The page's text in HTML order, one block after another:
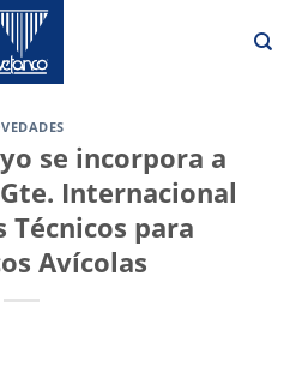
se incorpora a
Internacional
Técnicos para
Avícolas